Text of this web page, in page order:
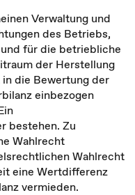
Verwaltung und
des Betriebs,
für die betriebliche
der Herstellung
die Bewertung der
einbezogen
bestehen. Zu
Wahlrecht
Wahlrecht
eine Wertdifferenz
vermieden.